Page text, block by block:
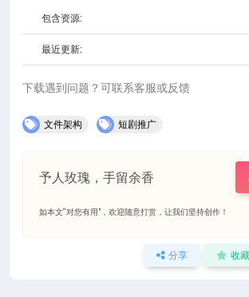
包含资源:
最近更新:
下载遇到问题？可联系客服或反馈
文件架构 短剧推广
予人玫瑰，手留余香
如本文“对您有用”，欢迎随意打赏，让我们坚持创作！
分享 收藏